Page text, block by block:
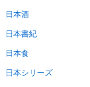
日本酒
日本書紀
日本食
日本シリーズ